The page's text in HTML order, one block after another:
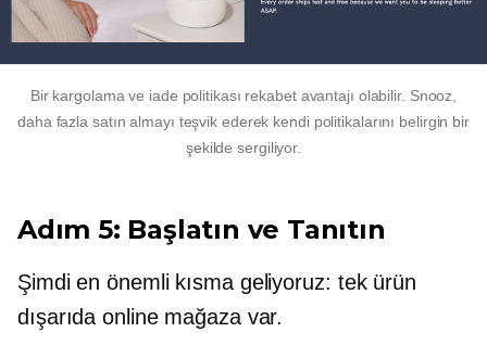
Bir kargolama ve iade politikası rekabet avantajı olabilir. Snooz,
daha fazla satın almayı teşvik ederek kendi politikalarını belirgin bir
şekilde sergiliyor.
Adım 5: Başlatın ve Tanıtın
Şimdi en önemli kısma geliyoruz: tek ürün
dışarıda online mağaza var.